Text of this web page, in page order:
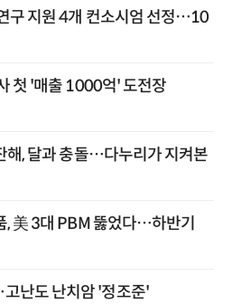
구 지원 4개 컨소시엄 선정…10
첫 '매출 1000억' 도전장
해, 달과 충돌…다누리가 지켜본
, 美 3대 PBM 뚫었다…하반기
난도 난치암 '정조준'